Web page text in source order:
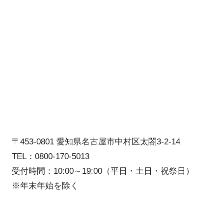
〒453-0801 愛知県名古屋市中村区太閤3-2-14
TEL：0800-170-5013
受付時間：10:00～19:00（平日・土日・祝祭日）
※年末年始を除く